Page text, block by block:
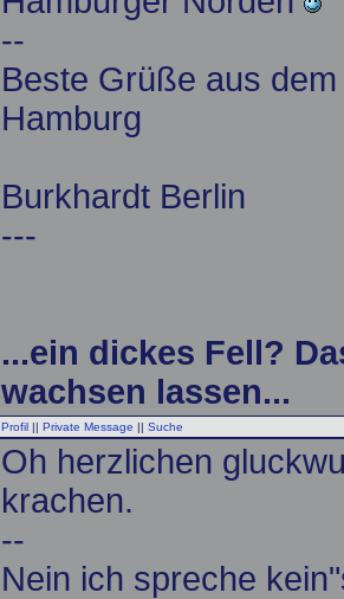
--
Beste Grüße aus
Hamburg
Burkhardt Berlin
---
...ein dickes Fell?
wachsen lassen...
Profil || Private Message || Suche
Oh herzlichen
krachen.
--
Nein ich spreche